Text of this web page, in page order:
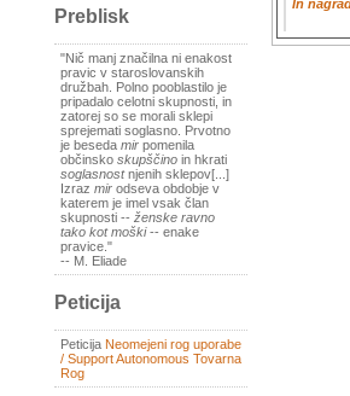
Preblisk
"Nič manj značilna ni enakost
pravic v staroslovanskih
družbah. Polno pooblastilo je
pripadalo celotni skupnosti, in
zatorej so se morali sklepi
sprejemati soglasno. Prvotno
je beseda mir pomenila
občinsko skupščino in hkrati
soglasnostnjenih sklepov[...]
Izraz mir odseva obdobje v
katerem je imel vsak član
skupnosti -- ženske ravno
tako kot moški-- enake
pravice."
-- M. Eliade
Peticija
Peticija Neomejeni rog uporabe
/ Support Autonomous Tovarna
Rog
In